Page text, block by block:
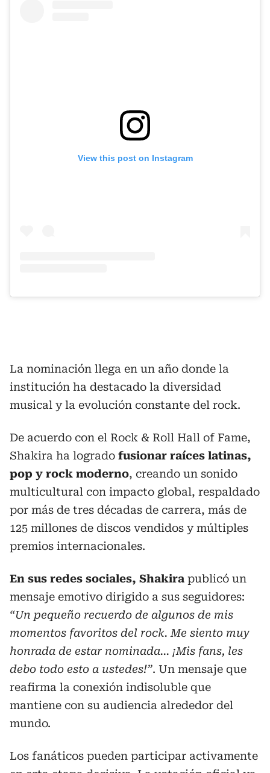
View this post on Instagram
La nominación llega en un año donde la
institución ha destacado la diversidad
musical y la evolución constante del rock.
De acuerdo con el Rock & Roll Hall of Fame,
Shakira ha logrado fusionar raíces latinas,
pop y rock moderno, creando un sonido
multicultural con impacto global, respaldado
por más de tres décadas de carrera, más de
125 millones de discos vendidos y múltiples
premios internacionales.
En sus redes sociales, Shakira publicó un
mensaje emotivo dirigido a sus seguidores:
“Un pequeño recuerdo de algunos de mis
momentos favoritos del rock. Me siento muy
honrada de estar nominada... ¡Mis fans, les
debo todo esto a ustedes!”. Un mensaje que
reafirma la conexión indisoluble que
mantiene con su audiencia alrededor del
mundo.
Los fanáticos pueden participar activamente